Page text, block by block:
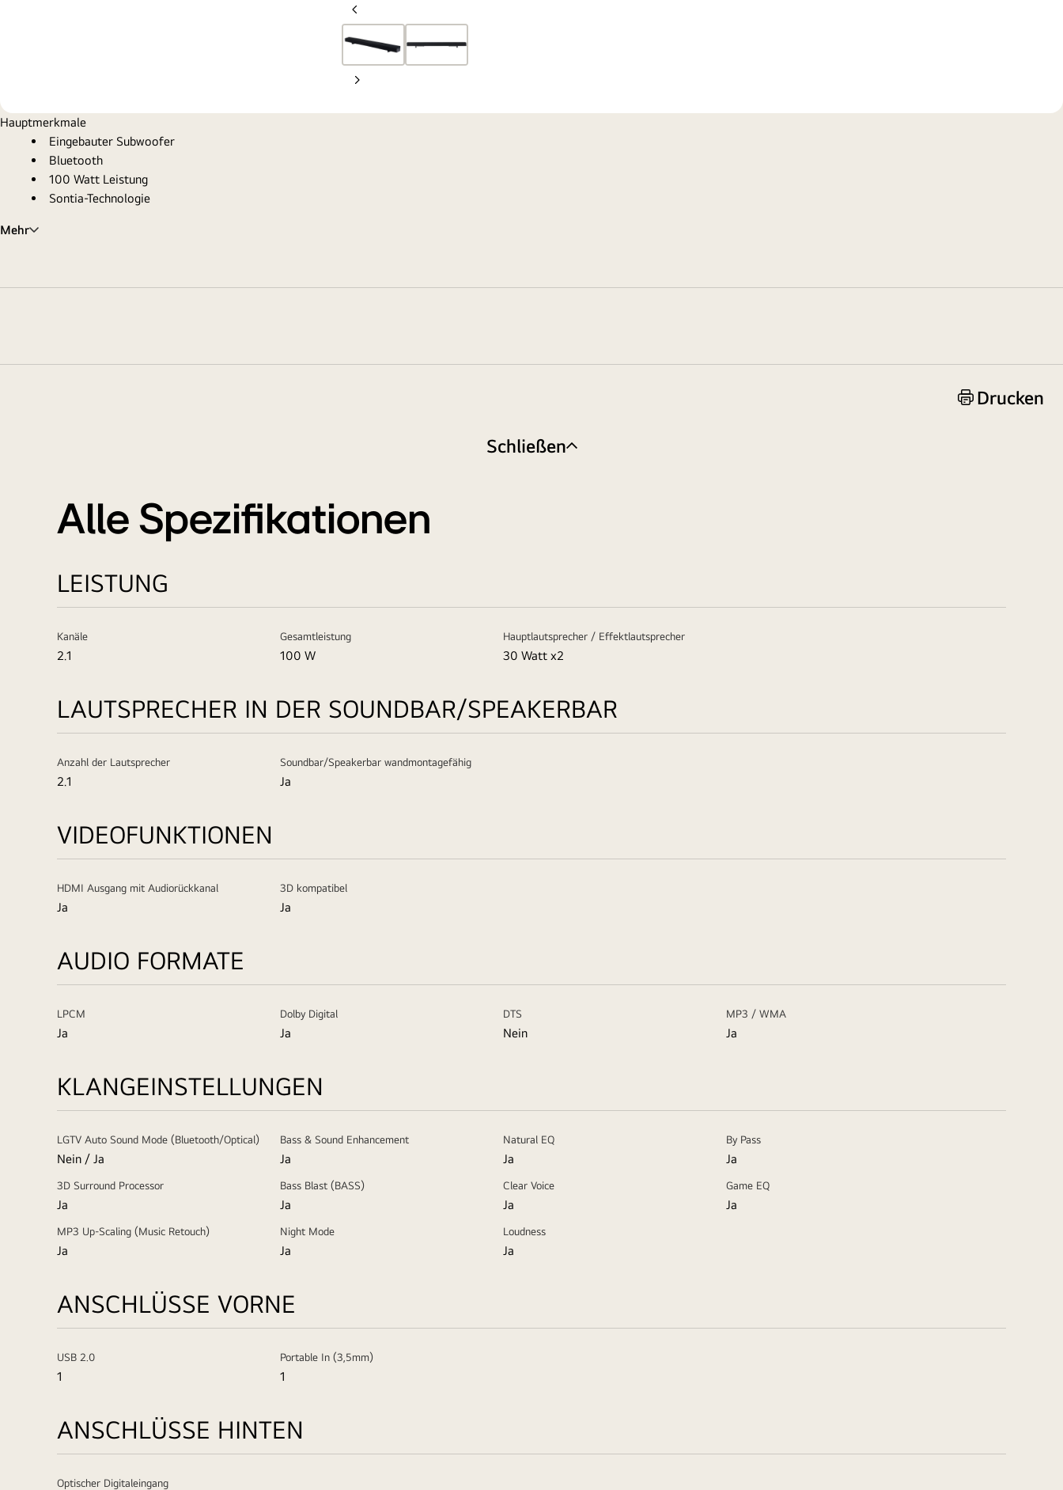
Vorherige
Folie
Nächste
Hauptmerkmale
Eingebauter Subwoofer
Bluetooth
100 Watt Leistung
Sontia-Technologie
Mehr
Drucken
Schließen
Alle Spezifikationen
LEISTUNG
Kanäle
2.1
Gesamtleistung
100 W
Hauptlautsprecher / Effektlautsprecher
30 Watt x2
LAUTSPRECHER IN DER SOUNDBAR/SPEAKERBAR
Anzahl der Lautsprecher
2.1
Soundbar/Speakerbar wandmontagefähig
Ja
VIDEOFUNKTIONEN
HDMI Ausgang mit Audiorückkanal
Ja
3D kompatibel
Ja
AUDIO FORMATE
LPCM
Ja
Dolby Digital
Ja
DTS
Nein
MP3 / WMA
Ja
KLANGEINSTELLUNGEN
LGTV Auto Sound Mode (Bluetooth/Optical)
Nein / Ja
Bass & Sound Enhancement
Ja
Natural EQ
Ja
By Pass
Ja
3D Surround Processor
Ja
Bass Blast (BASS)
Ja
Clear Voice
Ja
Game EQ
Ja
MP3 Up-Scaling (Music Retouch)
Ja
Night Mode
Ja
Loudness
Ja
ANSCHLÜSSE VORNE
USB 2.0
1
Portable In (3,5mm)
1
ANSCHLÜSSE HINTEN
Optischer Digitaleingang